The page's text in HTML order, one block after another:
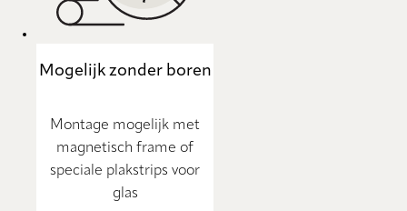
Mogelijk zonder boren
Montage mogelijk met
magnetisch frame of
speciale plakstrips voor
glas